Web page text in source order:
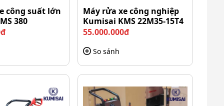
công suất lớn
380
Máy rửa xe công nghiệp
Kumisai KMS 22M35-15T4
55.000.000đ
So sánh